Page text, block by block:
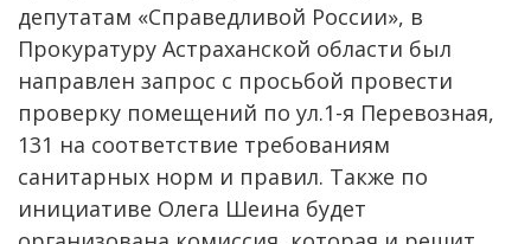
депутатам «Справедливой России», в
Прокуратуру Астраханской области был
направлен запрос с просьбой провести
проверку помещений по ул.1-я Перевозная,
131 на соответствие требованиям
санитарных норм и правил. Также по
инициативе Олега Шеина будет